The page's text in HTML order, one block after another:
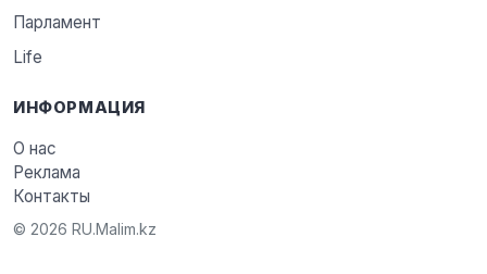
Парламент
Life
ИНФОРМАЦИЯ
О нас
Реклама
Контакты
© 2026 RU.Malim.kz